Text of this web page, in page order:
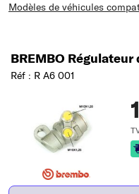
Modèles de véhicules
BREMBO Régulateur
Réf : R A6 001